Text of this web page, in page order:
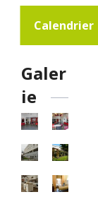
Calendrier
Galer
ie